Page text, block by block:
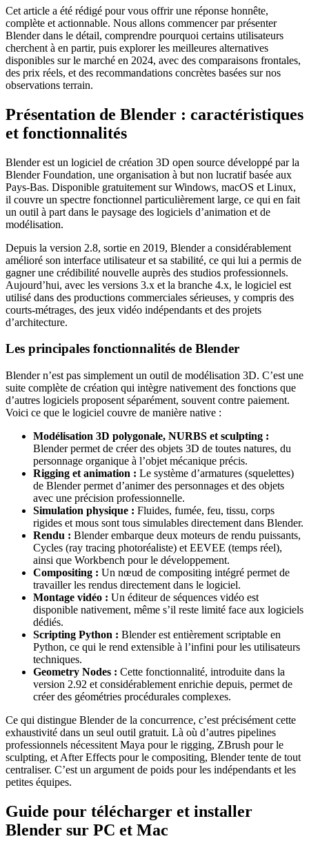
Cet article a été rédigé pour vous offrir une réponse honnête,
complète et actionnable. Nous allons commencer par présenter
Blender dans le détail, comprendre pourquoi certains utilisateurs
cherchent à en partir, puis explorer les meilleures alternatives
disponibles sur le marché en 2024, avec des comparaisons frontales,
des prix réels, et des recommandations concrètes basées sur nos
observations terrain.
Présentation de Blender : caractéristiques
et fonctionnalités
Blender est un logiciel de création 3D open source développé par la
Blender Foundation, une organisation à but non lucratif basée aux
Pays-Bas. Disponible gratuitement sur Windows, macOS et Linux,
il couvre un spectre fonctionnel particulièrement large, ce qui en fait
un outil à part dans le paysage des logiciels d’animation et de
modélisation.
Depuis la version 2.8, sortie en 2019, Blender a considérablement
amélioré son interface utilisateur et sa stabilité, ce qui lui a permis de
gagner une crédibilité nouvelle auprès des studios professionnels.
Aujourd’hui, avec les versions 3.x et la branche 4.x, le logiciel est
utilisé dans des productions commerciales sérieuses, y compris des
courts-métrages, des jeux vidéo indépendants et des projets
d’architecture.
Les principales fonctionnalités de Blender
Blender n’est pas simplement un outil de modélisation 3D. C’est une
suite complète de création qui intègre nativement des fonctions que
d’autres logiciels proposent séparément, souvent contre paiement.
Voici ce que le logiciel couvre de manière native :
Modélisation 3D polygonale, NURBS et sculpting :
Blender permet de créer des objets 3D de toutes natures, du
personnage organique à l’objet mécanique précis.
Rigging et animation : Le système d’armatures (squelettes)
de Blender permet d’animer des personnages et des objets
avec une précision professionnelle.
Simulation physique : Fluides, fumée, feu, tissu, corps
rigides et mous sont tous simulables directement dans Blender.
Rendu : Blender embarque deux moteurs de rendu puissants,
Cycles (ray tracing photoréaliste) et EEVEE (temps réel),
ainsi que Workbench pour le développement.
Compositing : Un nœud de compositing intégré permet de
travailler les rendus directement dans le logiciel.
Montage vidéo : Un éditeur de séquences vidéo est
disponible nativement, même s’il reste limité face aux logiciels
dédiés.
Scripting Python : Blender est entièrement scriptable en
Python, ce qui le rend extensible à l’infini pour les utilisateurs
techniques.
Geometry Nodes : Cette fonctionnalité, introduite dans la
version 2.92 et considérablement enrichie depuis, permet de
créer des géométries procédurales complexes.
Ce qui distingue Blender de la concurrence, c’est précisément cette
exhaustivité dans un seul outil gratuit. Là où d’autres pipelines
professionnels nécessitent Maya pour le rigging, ZBrush pour le
sculpting, et After Effects pour le compositing, Blender tente de tout
centraliser. C’est un argument de poids pour les indépendants et les
petites équipes.
Guide pour télécharger et installer
Blender sur PC et Mac